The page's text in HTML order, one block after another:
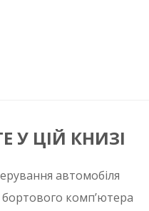
У ЦІЙ КНИЗІ
автомобіля
комп’ютера